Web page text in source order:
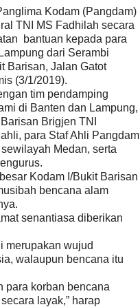
Kodam (Pangdam)
TNI MS Fadhilah secara
bantuan kepada para
dari Serambi
Barisan, Jalan Gatot
(3/1/2019).
tim pendamping
di Banten dan Lampung,
Brigjen TNI
para Staf Ahli Pangdam
Medan, serta
Kodam I/Bukit Barisan
bencana alam
senantiasa diberikan
merupakan wujud
walaupun bencana itu
para korban bencana
layak,” harap